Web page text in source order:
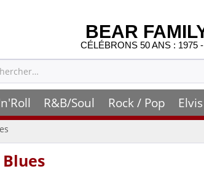
BEAR
CÉLÉBRONS 50 ANS : 1975
R&B/Soul Rock / Pop Elvis